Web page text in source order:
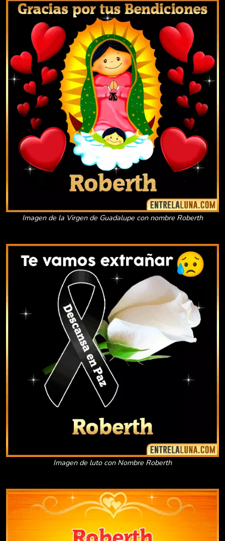
Imagen de la Virgen de Guadalupe con nombre Roberth
Imagen de luto con Nombre Roberth